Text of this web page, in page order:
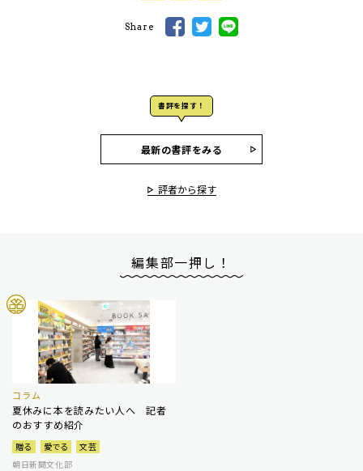
Share
書評を探す！
最新の書評をみる
評者から探す
編集部一押し！
コラム
夏休みに本を読みたい人へ 記者
のおすすめ紹介
贈る 愛でる
文芸
朝日新聞文化部